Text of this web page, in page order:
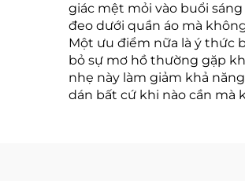
giác mệt mỏi vào buổi
đeo dưới quần áo mà
Một ưu điểm nữa là ý thức
bỏ sự mơ hồ thường gặp
nhẹ này làm giảm khả
dán bất cứ khi nào cần mà